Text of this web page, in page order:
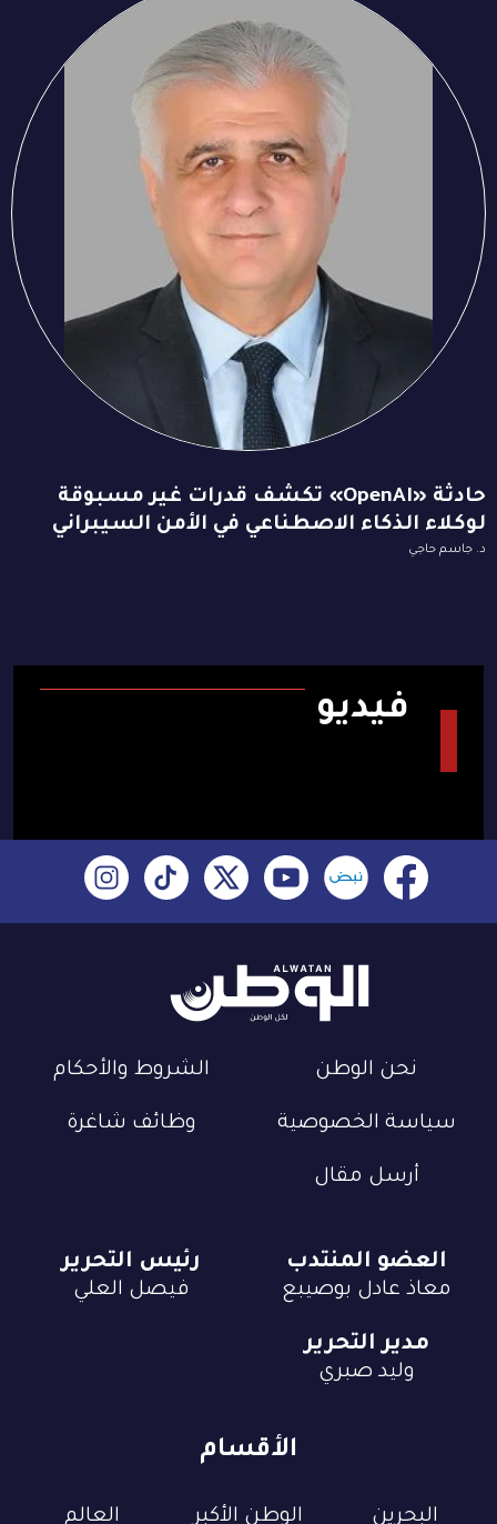
حادثة «OpenAI» تكشف قدرات غير مسبوقة
لوكلاء الذكاء الاصطناعي في الأمن السيبراني
د. جاسم حاجي
فيديو
نحن الوطن الشروط والأحكام
سياسة الخصوصية وظائف شاغرة
أرسل مقال
الأقسام
البحرين الوطن الأكبر العالم
العضو المنتدب
معاذ عادل بوصيبع
رئيس التحرير
فيصل العلي
مدير التحرير
وليد صبري